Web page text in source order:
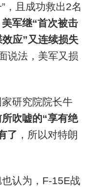
，且成功救出2名
军继“首次被击
应”又连续损失
说法，美军又损
研究院院长牛
吹嘘的“享有绝
了 ，所以对特朗
认为，F-15E战